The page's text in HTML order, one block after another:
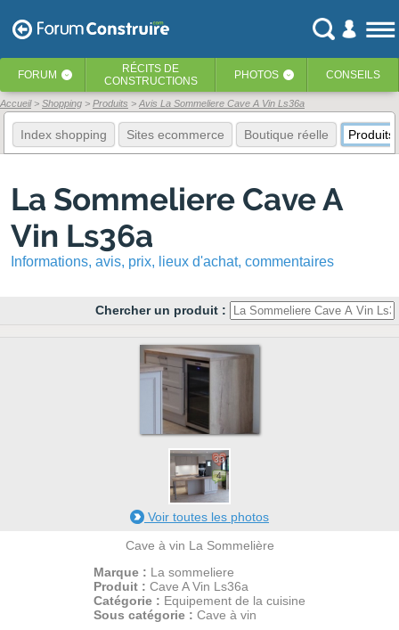
FORUM ‹ RÉCITS DE
CONSTRUCTIONS
PHOTOS ‹ CONSEILS
Accueil Shopping Produits Avis La Sommeliere Cave A Vin Ls36a
Index shopping Sites ecommerce Boutique réelle Produits
La Sommeliere Cave A
Vin Ls36a
Informations, avis, prix, lieux d'achat, commentaires
Chercher un produit :
33
4
Voir toutes les photos
Cave à vin La Sommelière
Marque : La sommeliere
Produit : Cave A Vin Ls36a
Catégorie : Equipement de la cuisine
Sous catégorie : Cave à vin